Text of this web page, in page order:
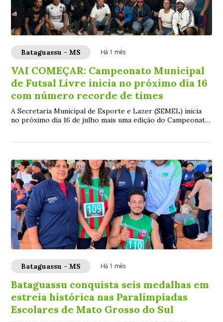
Bataguassu - MS Há 1 mês
VAI COMEÇAR: Campeonato Municipal
de Futsal Livre inicia no próximo dia 16
com número recorde de times
A Secretaria Municipal de Esporte e Lazer (SEMEL) inicia
no próximo dia 16 de julho mais uma edição do Campeonato
Bataguassu - MS Há 1 mês
Bataguassu conquista seis medalhas em
estreia histórica nas Paralimpíadas
Escolares de Mato Grosso do Sul